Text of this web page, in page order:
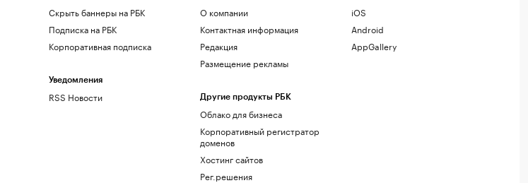
Скрыть баннеры на РБК
Подписка на РБК
Корпоративная подписка
Уведомления
RSS Новости
О компании
Контактная информация
Редакция
Размещение рекламы
Другие продукты РБК
Облако для бизнеса
Корпоративный регистратор
доменов
Хостинг сайтов
Рег.решения
iOS
Android
AppGallery